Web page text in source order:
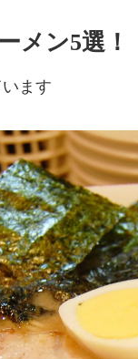
メン5選！
ます